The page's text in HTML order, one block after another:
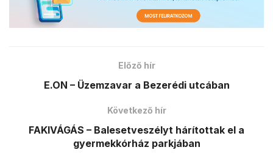
Előző hír
E.ON – Üzemzavar a Bezerédi utcában
Következő hír
FAKIVÁGÁS – Balesetveszélyt hárítottak el a
gyermekkórház parkjában